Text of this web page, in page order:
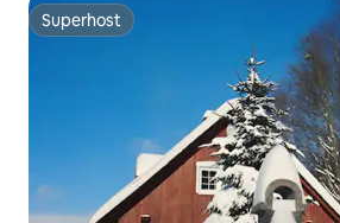
Superhost
Superhost